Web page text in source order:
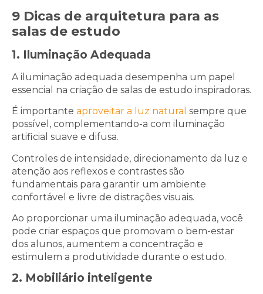
9 Dicas de arquitetura para as
salas de estudo
1. Iluminação Adequada
A iluminação adequada desempenha um papel
essencial na criação de salas de estudo inspiradoras.
É importante aproveitar a luz natural sempre que
possível, complementando-a com iluminação
artificial suave e difusa.
Controles de intensidade, direcionamento da luz e
atenção aos reflexos e contrastes são
fundamentais para garantir um ambiente
confortável e livre de distrações visuais.
Ao proporcionar uma iluminação adequada, você
pode criar espaços que promovam o bem-estar
dos alunos, aumentem a concentração e
estimulem a produtividade durante o estudo.
2. Mobiliário inteligente